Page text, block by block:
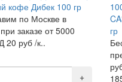
кофе Дибек 100 гр
по Москве в
заказе от 5000
20 руб /к..
+
гр